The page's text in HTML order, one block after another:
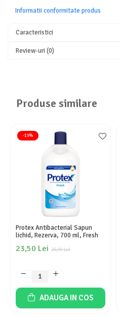
Informatii conformitate produs
Caracteristici
Review-uri(0)
Produse similare
-13%
Protex Antibacterial Sapun
lichid, Rezerva, 700 ml, Fresh
26,90 Lei
23,50 Lei
ADAUGA IN COS